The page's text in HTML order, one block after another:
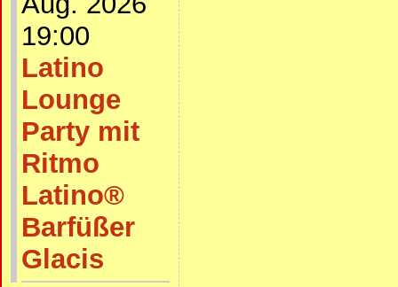
19:00
Latino
Lounge
Party mit
Ritmo
Latino®
Barfüßer
Glacis